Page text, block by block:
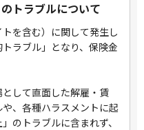
トラブルについて
を含む）に関して発生し
ラブル」となり、保険金
して直面した解雇・賃
、各種ハラスメントに起
のトラブルに含まれず、